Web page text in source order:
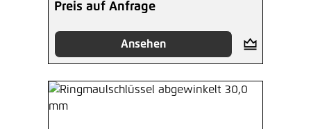
Preis auf Anfrage
Ansehen